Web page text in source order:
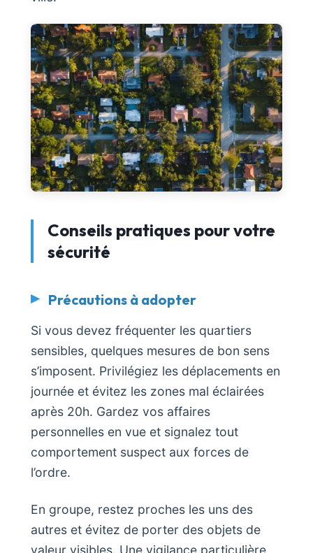
Conseils pratiques pour votre
sécurité
Précautions à adopter
Si vous devez fréquenter les quartiers
sensibles, quelques mesures de bon sens
s’imposent. Privilégiez les déplacements en
journée et évitez les zones mal éclairées
après 20h. Gardez vos affaires
personnelles en vue et signalez tout
comportement suspect aux forces de
l’ordre.
En groupe, restez proches les uns des
autres et évitez de porter des objets de
valeur visibles. Une vigilance particulière